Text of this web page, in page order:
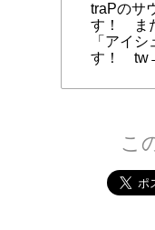
traPのサ
す！ ま
「アイ
す！
こ